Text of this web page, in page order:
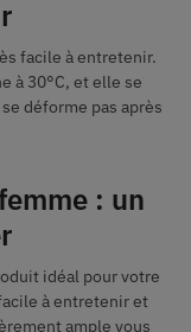
facile à entretenir.
à 30°C, et elle se
déforme pas après
: un
idéal pour votre
à entretenir et
ample vous